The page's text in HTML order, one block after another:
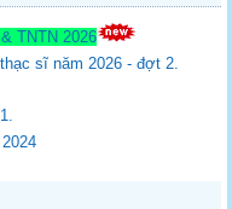
TNTN 2026
sĩ năm 2026 - đợt 2.